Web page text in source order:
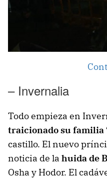
– Invernalia
Todo empieza en
traicionado su familia
castillo. El nuevo
noticia de la huida de
Osha y Hodor. El